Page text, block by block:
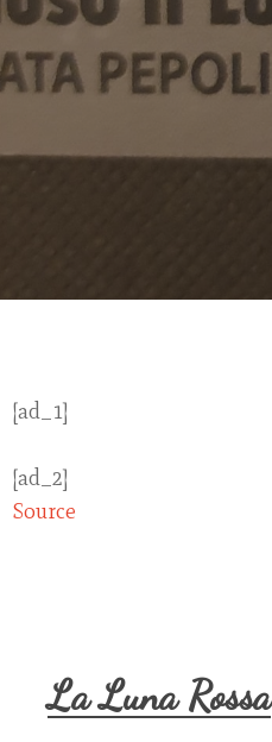
[ad_1]
[ad_2]
Source
La Luna Rossa